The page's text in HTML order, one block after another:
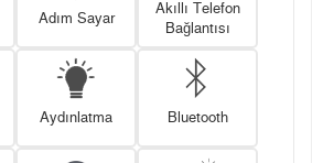
Adım Sayar
Akıllı Telefon
Bağlantısı
Aydınlatma Bluetooth